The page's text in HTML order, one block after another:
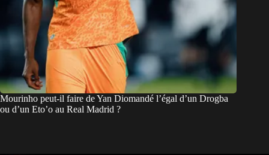
Mourinho peut-il faire de Yan Diomandé l’égal d’un Drogba
ou d’un Eto’o au Real Madrid ?